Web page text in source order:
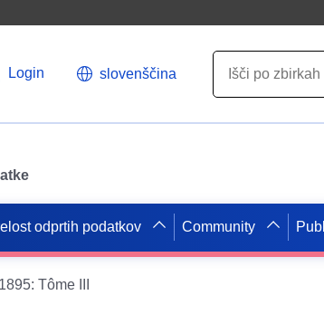
Login slovenščina
odprtih podatkov Community
Tôme III